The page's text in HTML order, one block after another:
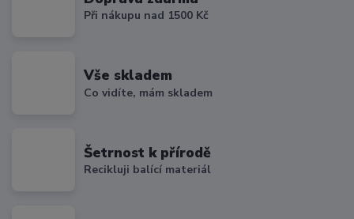
Při nákupu nad 1500 Kč
Vše skladem
Co vidíte, mám skladem
Šetrnost k přírodě
Recikluji balící materiál